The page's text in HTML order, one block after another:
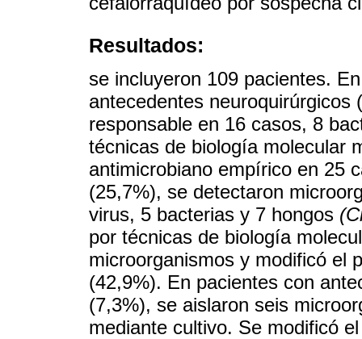
Resultados:
se incluyeron 109 pacientes.
antecedentes
responsable en 16 casos, 8
técnicas de biología molecular
antimicrobiano empírico en 25
(25,7%), se detectaron
virus, 5 bacterias y 7 hongos
por técnicas de biología
microorganismos y modificó el
(42,9%). En pacientes con
(7,3%), se aislaron seis
mediante cultivo. Se modificó